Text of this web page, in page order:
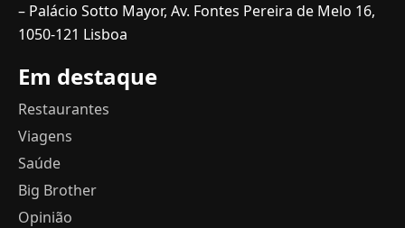
– Palácio Sotto Mayor, Av. Fontes Pereira de Melo 16,
1050-121 Lisboa
Em destaque
Restaurantes
Viagens
Saúde
Big Brother
Opinião